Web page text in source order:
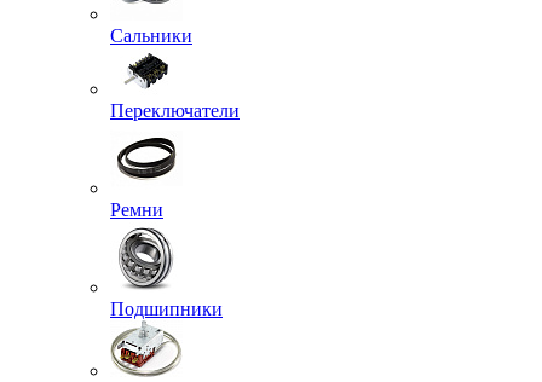
Сальники
Переключатели
Ремни
Подшипники